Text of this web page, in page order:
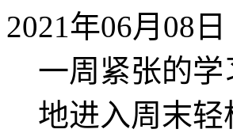
2021年06月08日
一周紧张的
地进入周末